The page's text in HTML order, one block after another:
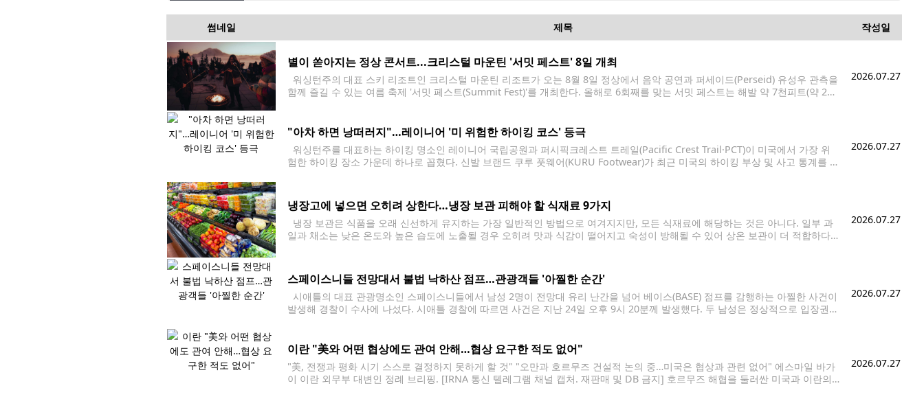
썸네일 제목 작성일
별이 쏟아지는 정상 콘서트...크리스털 마운틴 '서밋 페스트' 8일 개최
워싱턴주의 대표 스키 리조트인 크리스털 마운틴 리조트가 오는 8월 8일 정상에서 음악 공연과 퍼세이드(Perseid) 유성우 관측을
함께 즐길 수 있는 여름 축제 '서밋 페스트(Summit Fest)'를 개최한다. 올해로 6회째를 맞는 서밋 페스트는 해발 약 7천피트(약 2천
2026.07.27
"아차 하면 낭떠러지"…레이니어 '미 위험한 하이킹 코스' 등극
워싱턴주를 대표하는 하이킹 명소인 레이니어 국립공원과 퍼시픽크레스트 트레일(Pacific Crest Trail·PCT)이 미국에서 가장 위
험한 하이킹 장소 가운데 하나로 꼽혔다. 신발 브랜드 쿠루 풋웨어(KURU Footwear)가 최근 미국의 하이킹 부상 및 사고 통계를 분
2026.07.27
냉장고에 넣으면 오히려 상한다…냉장 보관 피해야 할 식재료 9가지
냉장 보관은 식품을 오래 신선하게 유지하는 가장 일반적인 방법으로 여겨지지만, 모든 식재료에 해당하는 것은 아니다. 일부 과
일과 채소는 낮은 온도와 높은 습도에 노출될 경우 오히려 맛과 식감이 떨어지고 숙성이 방해될 수 있어 상온 보관이 더 적합하다
2026.07.27
스페이스니들 전망대서 불법 낙하산 점프…관광객들 '아찔한 순간'
시애틀의 대표 관광명소인 스페이스니들에서 남성 2명이 전망대 유리 난간을 넘어 베이스(BASE) 점프를 감행하는 아찔한 사건이
발생해 경찰이 수사에 나섰다. 시애틀 경찰에 따르면 사건은 지난 24일 오후 9시 20분께 발생했다. 두 남성은 정상적으로 입장권을
2026.07.27
이란 "美와 어떤 협상에도 관여 안해…협상 요구한 적도 없어"
"美, 전쟁과 평화 시기 스스로 결정하지 못하게 할 것" "오만과 호르무즈 건설적 논의 중…미국은 협상과 관련 없어" 에스마일 바가
이 이란 외무부 대변인 정례 브리핑. [IRNA 통신 텔레그램 채널 캡처. 재판매 및 DB 금지] 호르무즈 해협을 둘러싼 미국과 이란의
2026.07.27